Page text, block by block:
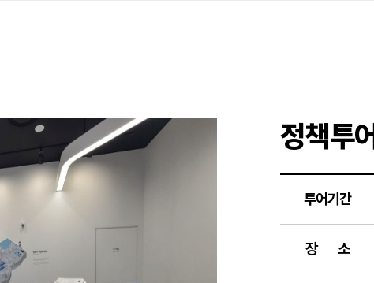
정책투어
투어기간
장 소